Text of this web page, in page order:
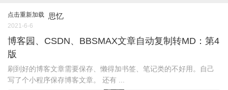
点击重新加载 思忆
2021-6-6
博客园、CSDN、BBSMAX文章自动复制转MD：第4
版
刷到好的博客文章需要保存、懒得加书签、笔记类的不好用。自己
写了个小程序保存博客文章。 还有 ...